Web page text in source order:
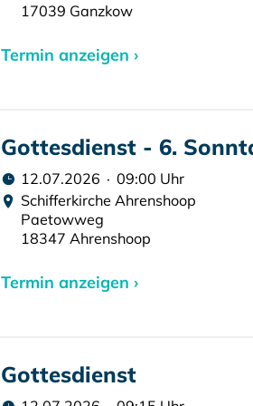
17039 Ganzkow
Termin anzeigen ›
Gottesdienst - 6.
12.07.2026 · 09:00 Uhr
Schifferkirche Ahrenshoop
Paetowweg
18347 Ahrenshoop
Termin anzeigen ›
Gottesdienst